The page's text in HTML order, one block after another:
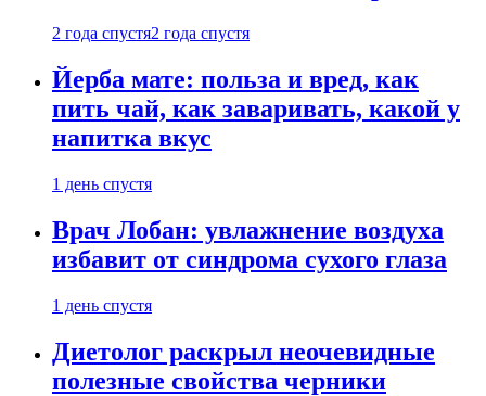
2 года спустя2 года спустя
Йерба мате: польза и вред, как
пить чай, как заваривать, какой у
напитка вкус
1 день спустя
Врач Лобан: увлажнение воздуха
избавит от синдрома сухого глаза
1 день спустя
Диетолог раскрыл неочевидные
полезные свойства черники